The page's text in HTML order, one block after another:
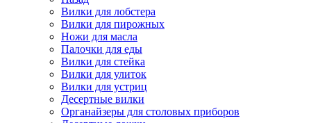
Вилки для лобстера
Вилки для пирожных
Ножи для масла
Палочки для еды
Вилки для стейка
Вилки для улиток
Вилки для устриц
Десертные вилки
Органайзеры для столовых приборов